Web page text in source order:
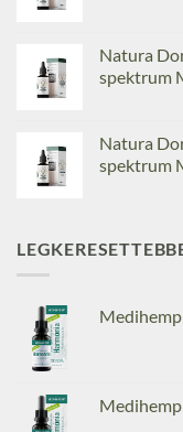
Natura
spektrum
Natura
spektrum